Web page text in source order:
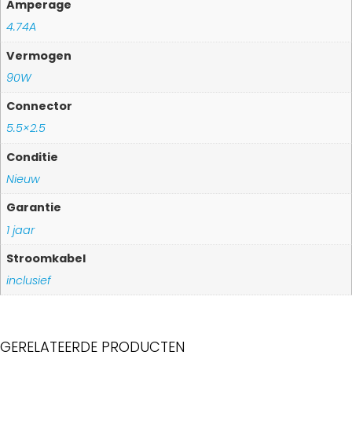
Amperage
4.74A
Vermogen
90W
Connector
5.5×2.5
Conditie
Nieuw
Garantie
1 jaar
Stroomkabel
inclusief
GERELATEERDE PRODUCTEN